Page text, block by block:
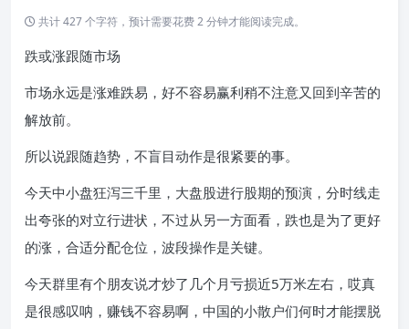
共计 427 个字符，预计需要花费 2 分钟才能阅读完成。
跌或涨跟随市场
市场永远是涨难跌易，好不容易赢利稍不注意又回到辛苦的
解放前。
所以说跟随趋势，不盲目动作是很紧要的事。
今天中小盘狂泻三千里，大盘股进行股期的预演，分时线走
出夸张的对立行进状，不过从另一方面看，跌也是为了更好
的涨，合适分配仓位，波段操作是关键。
今天群里有个朋友说才炒了几个月亏损近5万米左右，哎真
是很感叹呐，赚钱不容易啊，中国的小散户们何时才能摆脱